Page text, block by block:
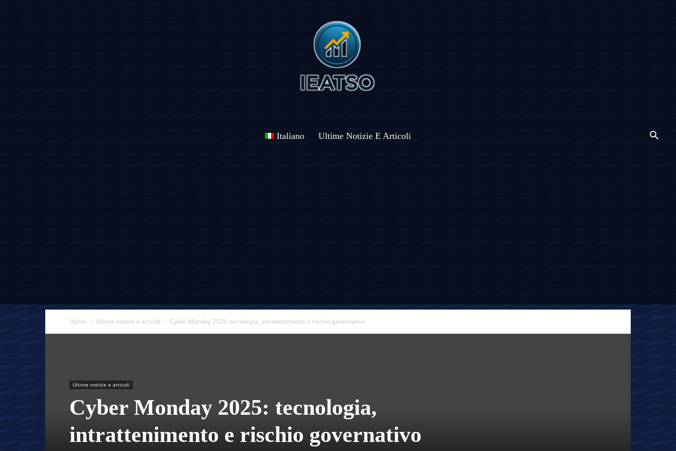
Consigli
Italiano Ultime Notizie E Articoli
Home Ultime notizie e articoli Cyber Monday 2025: tecnologia, intrattenimento e rischio governativo
Ultime notizie e articoli
Cyber Monday 2025: tecnologia,
intrattenimento e rischio governativo